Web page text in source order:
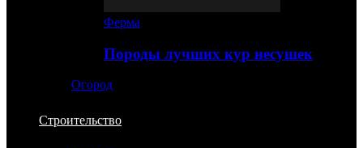
Ферма
Породы лучших кур несушек
Огород
Строительство